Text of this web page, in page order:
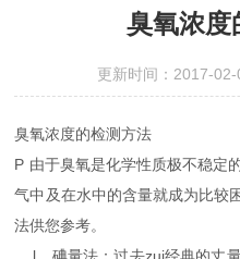
臭氧浓度
更新时间：2017-
臭氧浓度的检测方法
P 由于臭氧是化学性质极不稳定
气中及在水中的含量就成为比较
法供您参考。
l、碘量法：过去zui经典的丈